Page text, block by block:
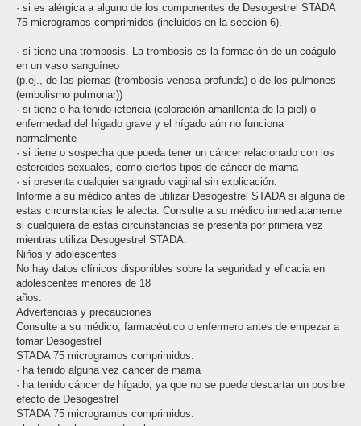
· si es alérgica a alguno de los componentes de Desogestrel STADA
75 microgramos comprimidos (incluidos en la sección 6).
· si tiene una trombosis. La trombosis es la formación de un coágulo
en un vaso sanguíneo
(p.ej., de las piernas (trombosis venosa profunda) o de los pulmones
(embolismo pulmonar))
· si tiene o ha tenido ictericia (coloración amarillenta de la piel) o
enfermedad del hígado grave y el hígado aún no funciona
normalmente
· si tiene o sospecha que pueda tener un cáncer relacionado con los
esteroides sexuales, como ciertos tipos de cáncer de mama
· si presenta cualquier sangrado vaginal sin explicación.
Informe a su médico antes de utilizar Desogestrel STADA si alguna de
estas circunstancias le afecta. Consulte a su médico inmediatamente
si cualquiera de estas circunstancias se presenta por primera vez
mientras utiliza Desogestrel STADA.
Niños y adolescentes
No hay datos clínicos disponibles sobre la seguridad y eficacia en
adolescentes menores de 18
años.
Advertencias y precauciones
Consulte a su médico, farmacéutico o enfermero antes de empezar a
tomar Desogestrel
STADA 75 microgramos comprimidos.
· ha tenido alguna vez cáncer de mama
· ha tenido cáncer de hígado, ya que no se puede descartar un posible
efecto de Desogestrel
STADA 75 microgramos comprimidos.